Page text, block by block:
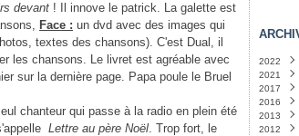
devant ! Il innove le patrick. La galette est
Face : un dvd avec des images qui
textes des chansons). C'est Dual, il
les chansons. Le livret est agréable avec
sur la dernière page. Papa poule le Bruel
chanteur qui passe à la radio en plein été
Lettre au père Noël. Trop fort, le
2022
Juin
Mars
2021
Juillet
Juin
2017
Mars
2016
2013
Juin
2012